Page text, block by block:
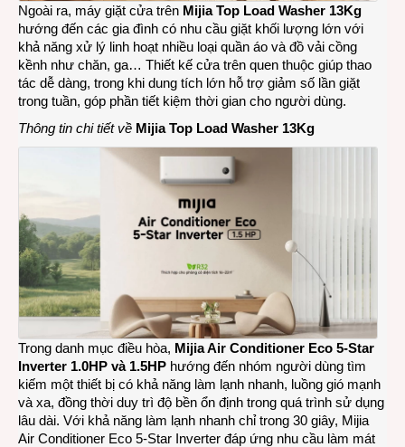
Ngoài ra, máy giặt cửa trên Mijia Top Load Washer 13Kg
hướng đến các gia đình có nhu cầu giặt khối lượng lớn với
khả năng xử lý linh hoạt nhiều loại quần áo và đồ vải cồng
kềnh như chăn, ga… Thiết kế cửa trên quen thuộc giúp thao
tác dễ dàng, trong khi dung tích lớn hỗ trợ giảm số lần giặt
trong tuần, góp phần tiết kiệm thời gian cho người dùng.
Thông tin chi tiết về Mijia Top Load Washer 13Kg
Trong danh mục điều hòa, Mijia Air Conditioner Eco 5-Star
Inverter 1.0HP và 1.5HP hướng đến nhóm người dùng tìm
kiếm một thiết bị có khả năng làm lạnh nhanh, luồng gió mạnh
và xa, đồng thời duy trì độ bền ổn định trong quá trình sử dụng
lâu dài. Với khả năng làm lạnh nhanh chỉ trong 30 giây, Mijia
Air Conditioner Eco 5-Star Inverter đáp ứng nhu cầu làm mát